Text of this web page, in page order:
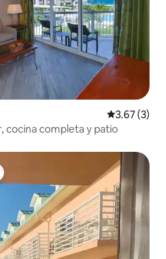
Calificación
3.67 (3)
cocina completa y patio